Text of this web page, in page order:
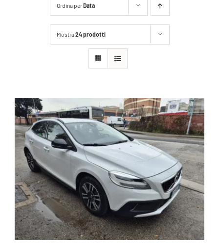
Ordina perData
Mostra24 prodotti